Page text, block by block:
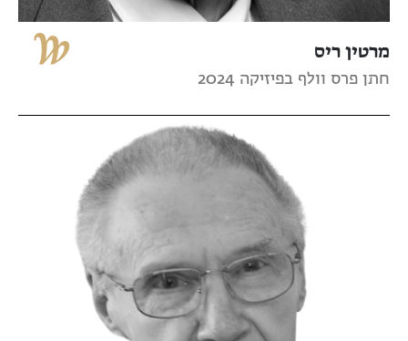
מרטין ריס
חתן פרס וולף בפיזיקה 2024